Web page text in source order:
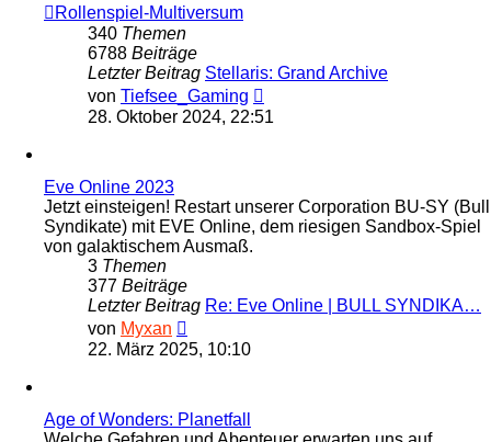
Rollenspiel-Multiversum
340 Themen
6788 Beiträge
Letzter Beitrag Stellaris: Grand Archive
von Tiefsee_Gaming
Beitrag
28. Oktober 2024, 22:51
Eve Online 2023
Jetzt einsteigen! Restart unserer Corporation BU-SY (Bull
Syndikate) mit EVE Online, dem riesigen Sandbox-Spiel
von galaktischem Ausmaß.
3 Themen
377 Beiträge
Letzter Beitrag Re: Eve Online | BULL SYNDIKA…
von Myxan
Beitrag
22. März 2025, 10:10
Age of Wonders: Planetfall